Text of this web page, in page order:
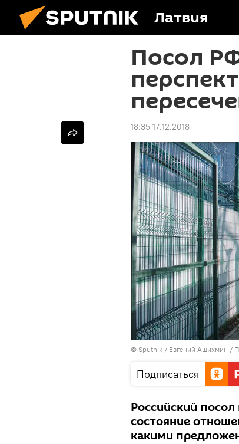
Латвия
Посол
18:35 17.12.2018
© Sputnik / Евгений Ашихмин /
Подписаться
Российский
состояние
какими